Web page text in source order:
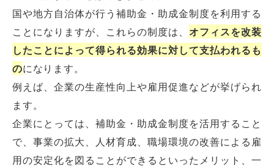
国や地方自治体が行う補助金・助成金制度を利用する
ことになりますが、これらの制度は、 オフィスを改装
したことによって得られる効果に対して支払われるも
のになります。
例えば、企業の生産性向上や雇用促進などが挙げられ
ます。
企業にとっては、補助金・助成金制度を活用すること
で、事業の拡大、人材育成、職場環境の改善による雇
用の安定化を図ることができるといったメリット、一